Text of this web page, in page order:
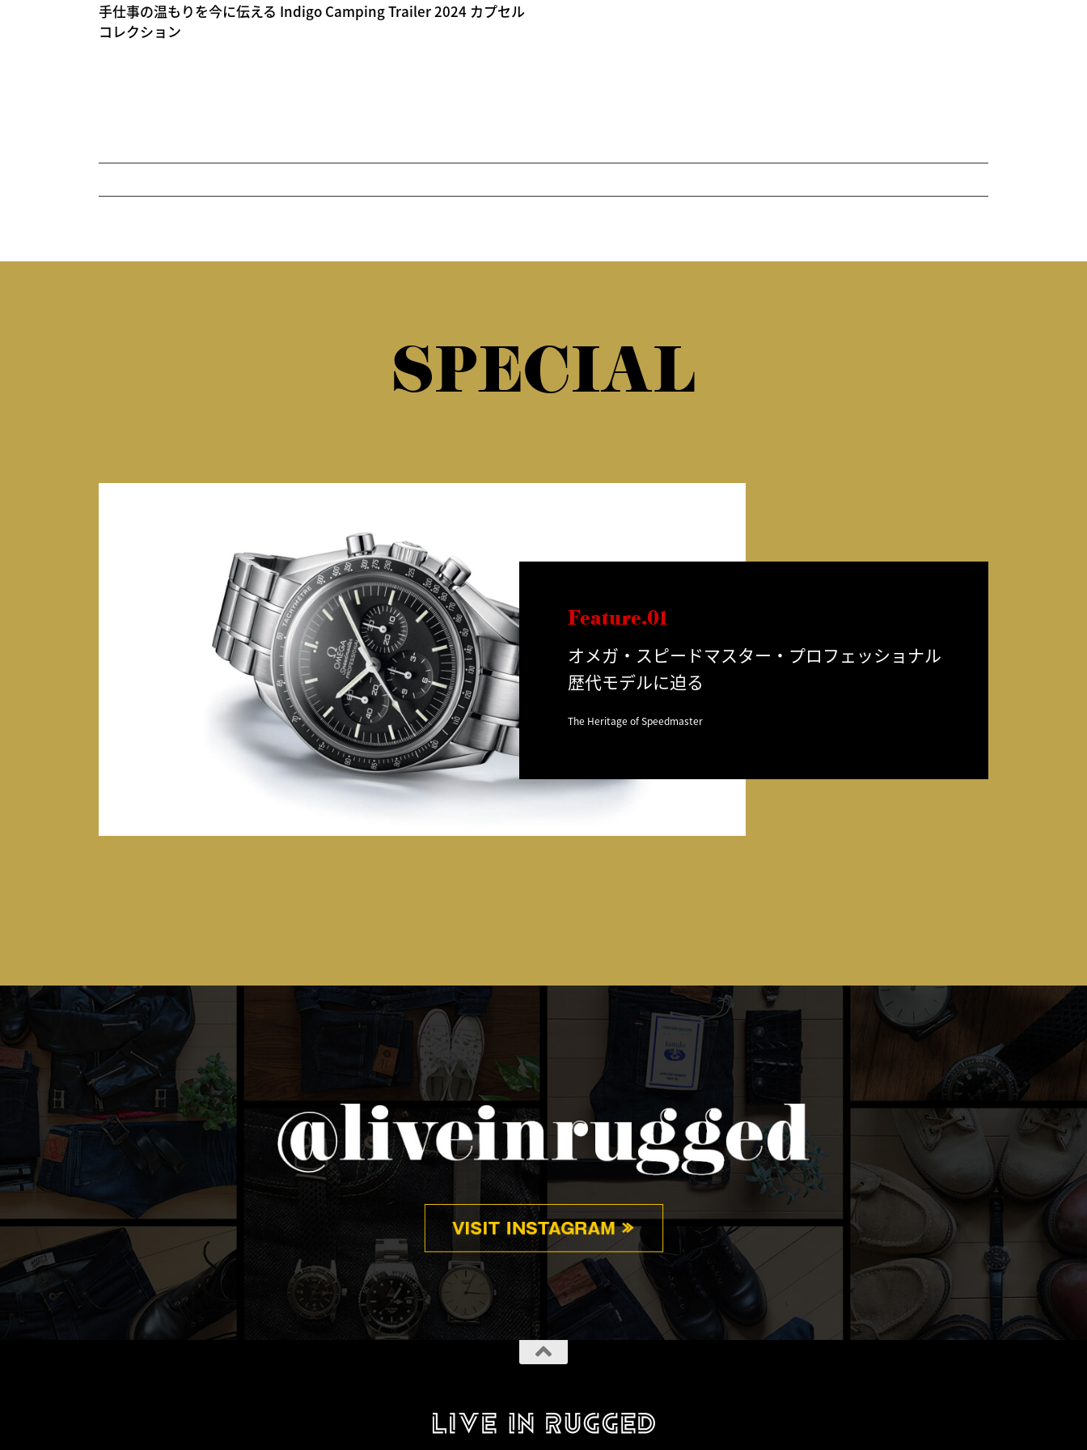
手仕事の温もりを今に伝える Indigo Camping Trailer 2024 カプセル
コレクション
SPECIAL
Feature.01
オメガ・スピードマスター・プロフェッショナル
歴代モデルに迫る
The Heritage of Speedmaster